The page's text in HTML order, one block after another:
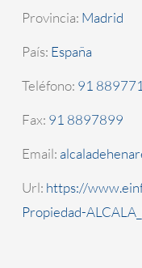
Provincia: Madrid
País: España
Teléfono: 91
Fax: 91 8897899
Email:
Url: https://
Propiedad-